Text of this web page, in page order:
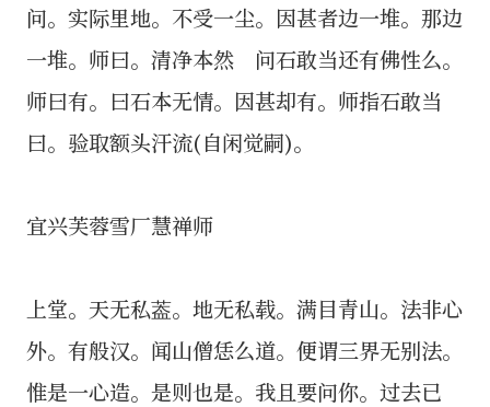
问。实际里地。不受一尘。因甚者边一堆。那边
一堆。师曰。清净本然 问石敢当还有佛性么。
师曰有。曰石本无情。因甚却有。师指石敢当
曰。验取额头汗流(自闲觉嗣)。
宜兴芙蓉雪厂慧禅师
上堂。天无私葢。地无私载。满目青山。法非心
外。有般汉。闻山僧恁么道。便谓三界无别法。
惟是一心造。是则也是。我且要问你。过去已